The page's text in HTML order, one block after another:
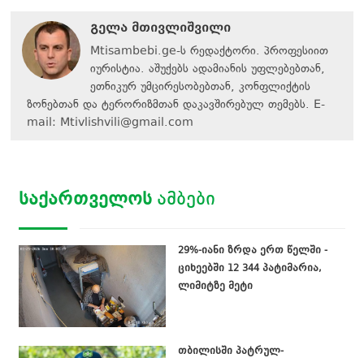
გელა მთივლიშვილი
Mtisambebi.ge-ს რედაქტორი. პროფესიით
იურისტია. აშუქებს ადამიანის უფლებებთან,
ეთნიკურ უმცირესობებთან, კონფლიქტის
ზონებთან და ტერორიზმთან დაკავშირებულ თემებს. E-
mail: Mtivlishvili@gmail.com
ᲡᲐᲥᲐᲠᲗᲕᲔᲚᲝᲡ ᲐᲛᲑᲔᲑᲘ
29%-იანი ზრდა ერთ წელში -
ციხეებში 12 344 პატიმარია,
ლიმიტზე მეტი
თბილისში პატრულ-